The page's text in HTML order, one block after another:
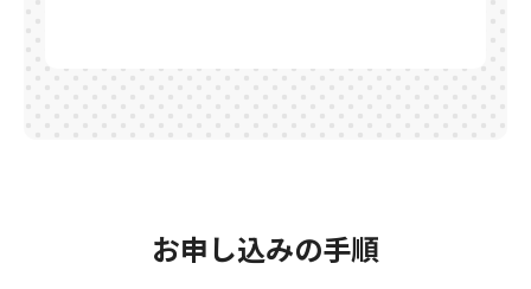
お申し込みの手順